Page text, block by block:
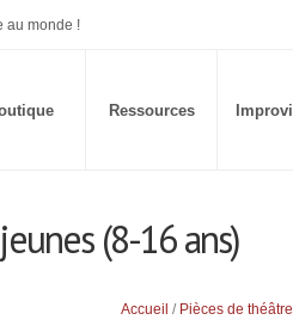
au monde !
Ressources
(8-16 ans)
Accueil / Pièces de théâtre